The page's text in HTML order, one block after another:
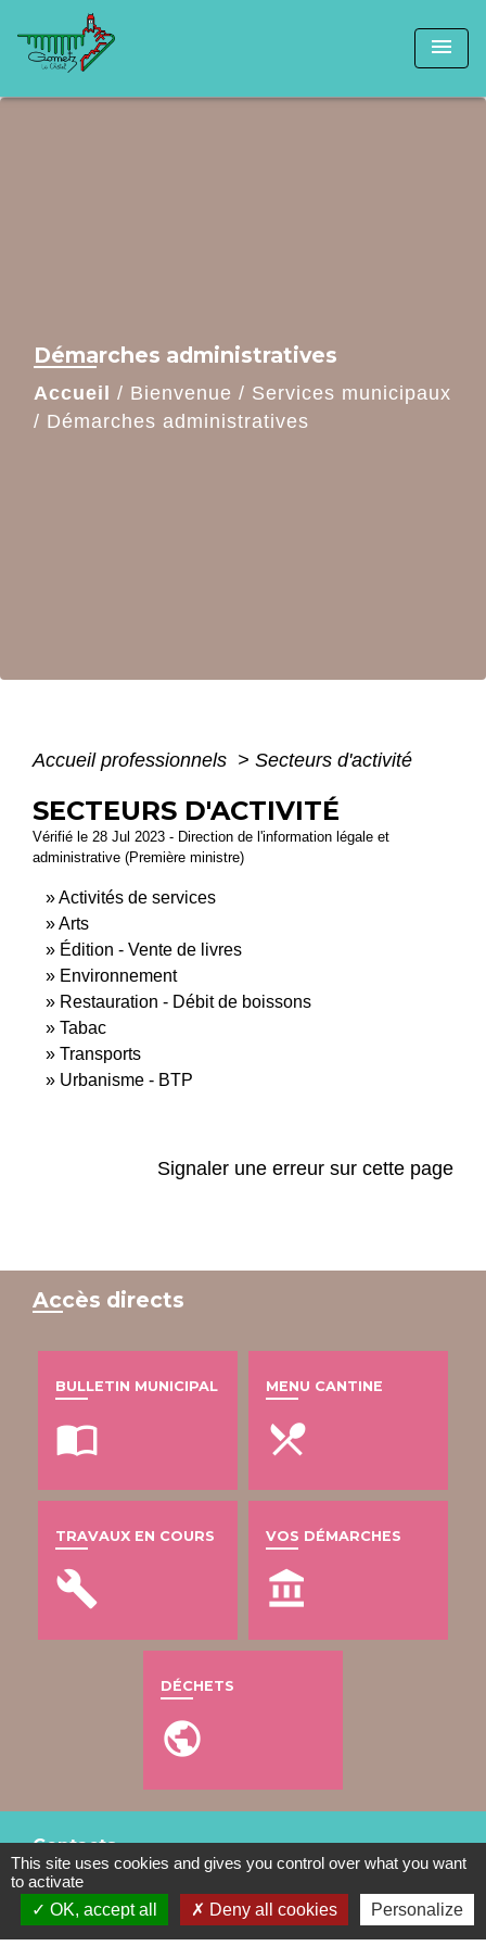
menu
Démarches administratives
Accueil / Bienvenue / Services municipaux
/ Démarches administratives
Accueil professionnels > Secteurs d'activité
SECTEURS D'ACTIVITÉ
Vérifié le 28 Jul 2023 - Direction de l'information légale et
administrative (Première ministre)
Activités de services
Arts
Édition - Vente de livres
Environnement
Restauration - Débit de boissons
Tabac
Transports
Urbanisme - BTP
Signaler une erreur sur cette page
Accès directs
BULLETIN MUNICIPAL
import_contacts
MENU CANTINE
local_dining
TRAVAUX EN COURS
build
VOS DÉMARCHES
account_balance
DÉCHETS
public
Contacts
Mairie de Gometz-le-Châtel
76 rue Saint Nicolas
91940 Gometz-le-Châtel - FRANCE
This site uses cookies and gives you control over what you want
to activate
OK, accept all
Deny all cookies Personalize